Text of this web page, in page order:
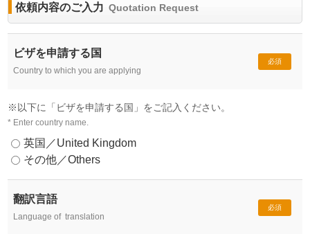
依頼内容のご入力 Quotation Request
ビザを申請する国
Country to which you are applying
必須
※以下に「ビザを申請する国」をご記入ください。
* Enter country name.
英国／United Kingdom
その他／Others
翻訳言語
Language of translation
必須